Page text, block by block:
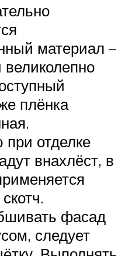
материал –
великолепно
плёнка
отделке
внахлёст, в
фасад
следует